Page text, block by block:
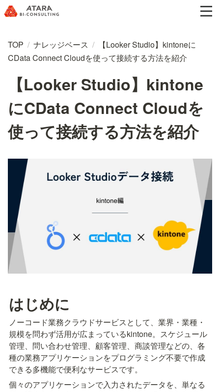
TOP / ナレッジベース /
【Looker Studio】kintoneに
CData Connect Cloudを使って接続する方法を紹介
【Looker Studio】kintone
にCData Connect Cloudを
使って接続する方法を紹介
はじめに
ノーコード業務クラウドサービスとして、業界・業種・
規模を問わず活用が広まっているkintone。スケジュール
管理、問い合わせ管理、顧客管理、商談管理などの、各
種の業務アプリケーションをプログラミング不要で作成
できる多機能で便利なサービスです。
個々のアプリケーションで入力されたデータを、単なる